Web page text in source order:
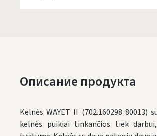
Описание продукта
Kelnės WAYET II (702.160298
kelnės puikiai tinkančios tiek